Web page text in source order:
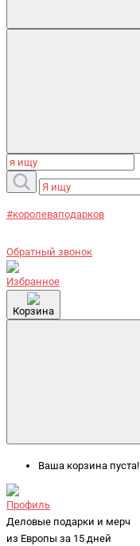
#королеваподарков
Обратный звонок
Избранное
Корзина
Ваша корзина пуста!
Профиль
Деловые подарки и мерч
из Европы за 15 дней